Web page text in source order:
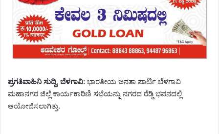
ಪ್ರಗತಿವಾಹಿನಿ ಸುದ್ದಿ, ಬೆಳಗಾವಿ: ಭಾರತೀಯ ಜನತಾ ಪಾರ್ಟಿ ಬೆಳಗಾವಿ
ಮಹಾನಗರ ಜಿಲ್ಲೆ ಕಾರ್ಯಕಾರಿಣಿ ಸಭೆಯನ್ನು ನಗರದ ರೆಡ್ಡಿ ಭವನದಲ್ಲಿ
ಆಯೋಜಿಸಲಾಗಿತ್ತು.